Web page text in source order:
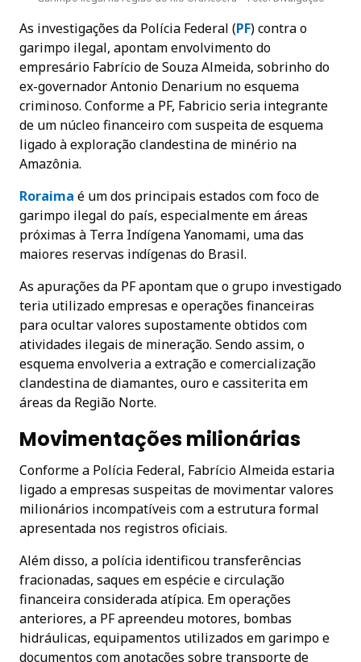
As investigações da Polícia Federal (PF) contra o
garimpo ilegal, apontam envolvimento do
empresário Fabrício de Souza Almeida, sobrinho do
ex-governador Antonio Denarium no esquema
criminoso. Conforme a PF, Fabricio seria integrante
de um núcleo financeiro com suspeita de esquema
ligado à exploração clandestina de minério na
Amazônia.
Roraima é um dos principais estados com foco de
garimpo ilegal do país, especialmente em áreas
próximas à Terra Indígena Yanomami, uma das
maiores reservas indígenas do Brasil.
As apurações da PF apontam que o grupo investigado
teria utilizado empresas e operações financeiras
para ocultar valores supostamente obtidos com
atividades ilegais de mineração. Sendo assim, o
esquema envolveria a extração e comercialização
clandestina de diamantes, ouro e cassiterita em
áreas da Região Norte.
Movimentações milionárias
Conforme a Polícia Federal, Fabrício Almeida estaria
ligado a empresas suspeitas de movimentar valores
milionários incompatíveis com a estrutura formal
apresentada nos registros oficiais.
Além disso, a polícia identificou transferências
fracionadas, saques em espécie e circulação
financeira considerada atípica. Em operações
anteriores, a PF apreendeu motores, bombas
hidráulicas, equipamentos utilizados em garimpo e
documentos com anotações sobre transporte de